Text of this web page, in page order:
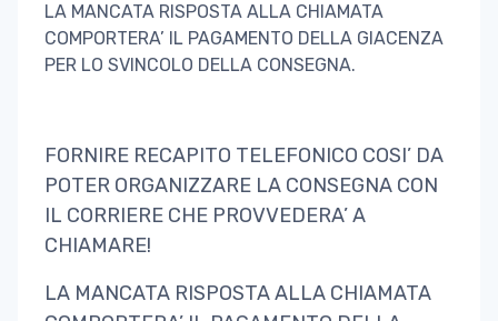
LA MANCATA RISPOSTA ALLA CHIAMATA
COMPORTERA’ IL PAGAMENTO DELLA GIACENZA
PER LO SVINCOLO DELLA CONSEGNA.
FORNIRE RECAPITO TELEFONICO COSI’ DA
POTER ORGANIZZARE LA CONSEGNA CON
IL CORRIERE CHE PROVVEDERA’ A
CHIAMARE!
LA MANCATA RISPOSTA ALLA CHIAMATA